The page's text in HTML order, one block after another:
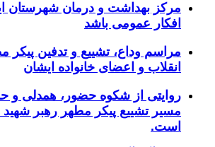
مرکز بهداشت و درمان شهرستان
افکار عمومی باشد
مراسم وداع، تشییع و تدفین پیکر
انقلاب و اعضای خانواده ایشان
روایتی از شکوه حضور، همدلی و
مسیر تشییع پیکر مطهر رهبر شهید
است.